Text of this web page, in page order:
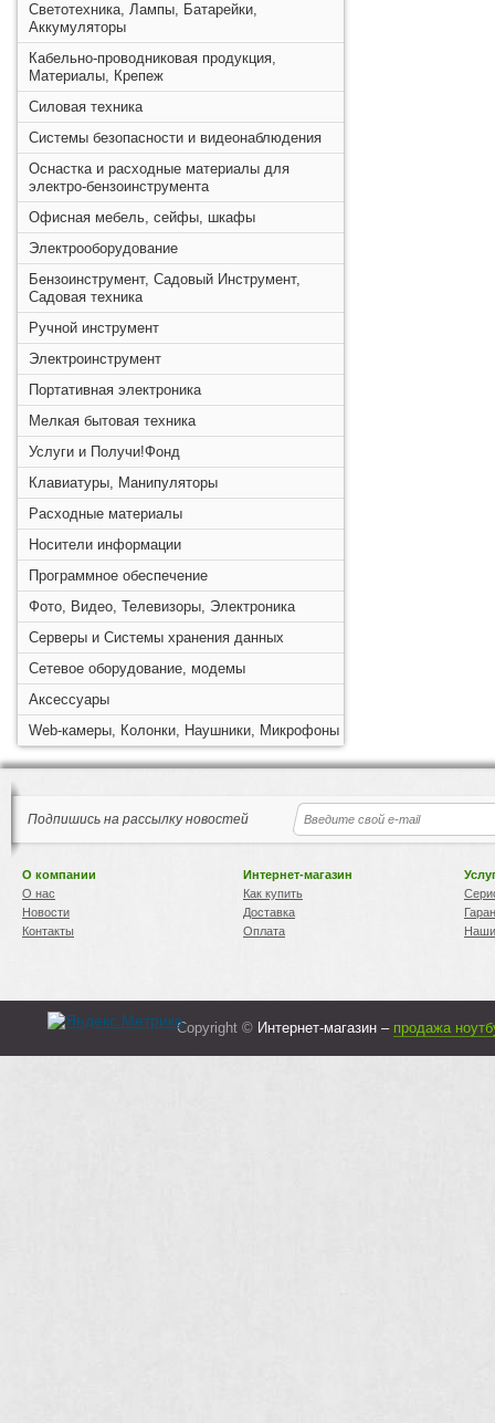
Светотехника, Лампы, Батарейки,
Аккумуляторы
Кабельно-проводниковая продукция,
Материалы, Крепеж
Силовая техника
Системы безопасности и видеонаблюдения
Оснастка и расходные материалы для
электро-бензоинструмента
Офисная мебель, сейфы, шкафы
Электрооборудование
Бензоинструмент, Садовый Инструмент,
Садовая техника
Ручной инструмент
Электроинструмент
Портативная электроника
Мелкая бытовая техника
Услуги и Получи!Фонд
Клавиатуры, Манипуляторы
Расходные материалы
Носители информации
Программное обеспечение
Фото, Видео, Телевизоры, Электроника
Серверы и Системы хранения данных
Сетевое оборудование, модемы
Аксессуары
Web-камеры, Колонки, Наушники, Микрофоны
Подпишись на рассылку новостей
О компании
О нас
Новости
Контакты
Интернет-магазин
Как купить
Доставка
Оплата
Copyright © Интернет-магазин – продажа